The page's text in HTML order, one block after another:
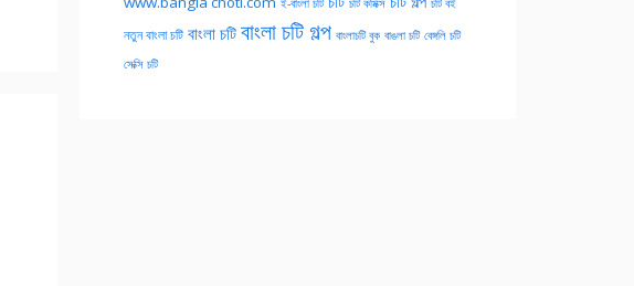
ই-বাংলা চটি চটি কমিক্স চটি বই
নতুন বাংলা চটি বাংলা চটি বাংলা চটি গল্প বাংলাচটি বুক বাঙলা চটি বেঙ্গলি চটি
সেক্সি চটি